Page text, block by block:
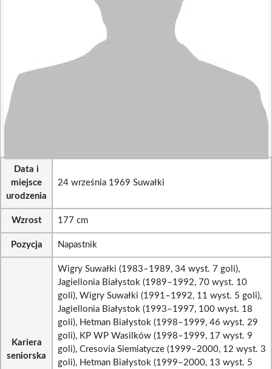
Data i
miejsce
urodzenia
24 września 1969 Suwałki
Wzrost 177 cm
Pozycja Napastnik
Kariera
seniorska
Wigry Suwałki (1983–1989, 34 wyst. 7 goli),
Jagiellonia Białystok (1989–1992, 70 wyst. 10
goli), Wigry Suwałki (1991–1992, 11 wyst. 5 goli),
Jagiellonia Białystok (1993–1997, 100 wyst. 18
goli), Hetman Białystok (1998–1999, 46 wyst. 29
goli), KP WP Wasilków (1998–1999, 17 wyst. 9
goli), Cresovia Siemiatycze (1999–2000, 12 wyst. 3
goli), Hetman Białystok (1999–2000, 13 wyst. 5